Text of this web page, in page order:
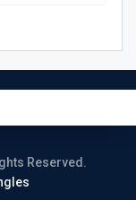
Reserved.